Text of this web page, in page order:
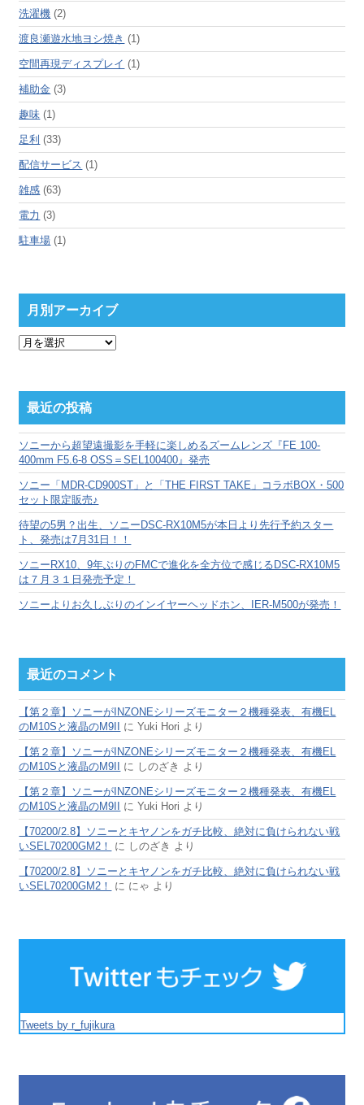
洗濯機 (2)
渡良瀬遊水地ヨシ焼き (1)
空間再現ディスプレイ (1)
補助金 (3)
趣味 (1)
足利 (33)
配信サービス (1)
雑感 (63)
電力 (3)
駐車場 (1)
月別アーカイブ
月
ー
カ
ブ
最近の投稿
ソニーから超望遠撮影を手軽に楽しめるズームレンズ『FE 100-
400mm F5.6-8 OSS＝SEL100400』発売
ソニー「MDR-CD900ST」と「THE FIRST TAKE」コラボBOX・500
セット限定販売♪
待望の5男？出生、ソニーDSC-RX10M5が本日より先行予約スター
ト、発売は7月31日！！
ソニーRX10、9年ぶりのFMCで進化を全方位で感じるDSC-RX10M5
は７月３１日発売予定！
ソニーよりお久しぶりのインイヤーヘッドホン、IER-M500が発売！
最近のコメント
【第２章】ソニーがINZONEシリーズモニター２機種発表、有機EL
のM10Sと液晶のM9II
にYuki Hori より
【第２章】ソニーがINZONEシリーズモニター２機種発表、有機EL
のM10Sと液晶のM9II
に しのざき より
【第２章】ソニーがINZONEシリーズモニター２機種発表、有機EL
のM10Sと液晶のM9II
にYuki Hori より
【70200/2.8】ソニーとキヤノンをガチ比較、絶対に負けられない戦
いSEL70200GM2！
に しのざき より
【70200/2.8】ソニーとキヤノンをガチ比較、絶対に負けられない戦
いSEL70200GM2！
に にゃ より
Tweets by r_fujikura